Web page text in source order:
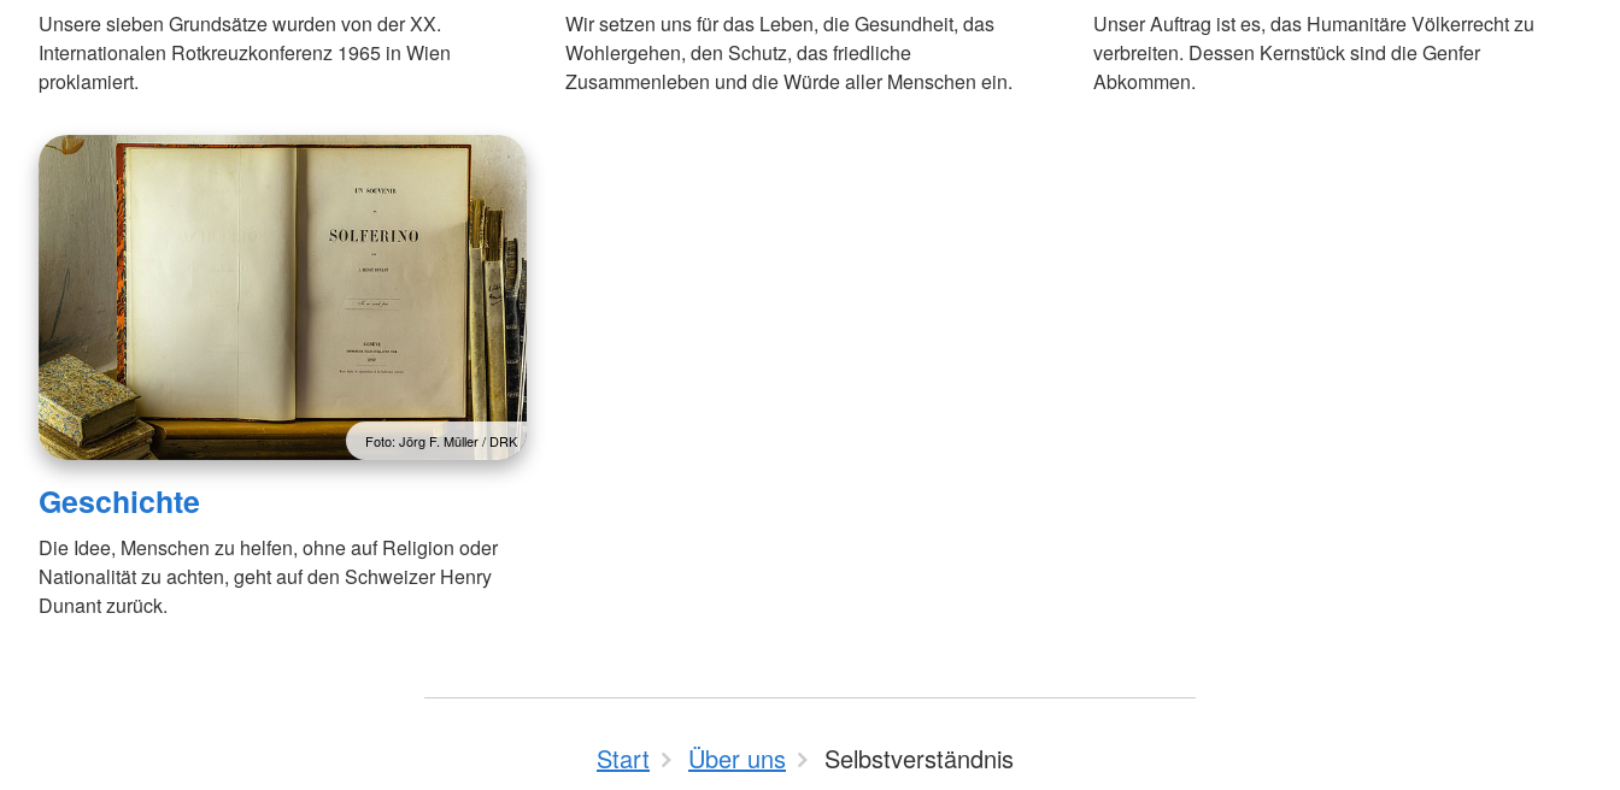
Unsere sieben Grundsätze wurden von der XX.
Internationalen Rotkreuzkonferenz 1965 in Wien
proklamiert.
Wir setzen uns für das Leben, die Gesundheit, das
Wohlergehen, den Schutz, das friedliche
Zusammenleben und die Würde aller Menschen ein.
Unser Auftrag ist es, das Humanitäre Völkerrecht zu
verbreiten. Dessen Kernstück sind die Genfer
Abkommen.
Foto: Jörg F. Müller / DRK
Geschichte
Die Idee, Menschen zu helfen, ohne auf Religion oder
Nationalität zu achten, geht auf den Schweizer Henry
Dunant zurück.
Start Über uns Selbstverständnis